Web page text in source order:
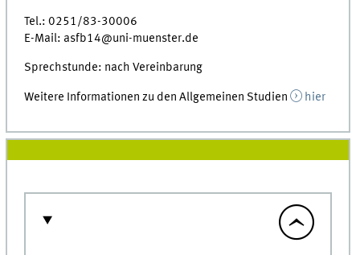
Tel.: 0251/83-30006
E-Mail: asfb14@uni-muenster.de
Sprechstunde: nach Vereinbarung
Weitere Informationen zu den Allgemeinen Studien hier